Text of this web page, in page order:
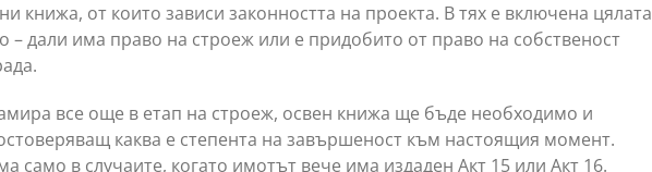
книжа, от които зависи законността на проекта. В тях е включена цялата
дали има право на строеж или е придобито от право на собственост
все още в етап на строеж, освен книжа ще бъде необходимо и
каква е степента на завършеност към настоящия момент.
само в случаите, когато имотът вече има издаден Акт 15 или Акт 16.